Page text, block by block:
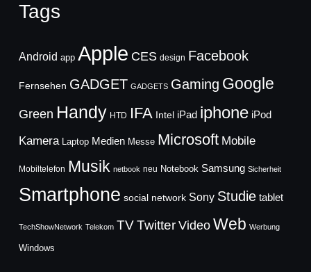
Tags
Android app Apple CES design Facebook
Fernsehen GADGET GADGETS Gaming Google
Green Handy HTD IFA Intel iPad iphone iPod
Kamera Laptop Medien Messe Microsoft Mobile
Mobiltelefon Musik netbook neu Notebook Samsung Sicherheit
Smartphone social network Sony Studie tablet
TechShowNetwork Telekom TVTwitter Video Web Werbung
Windows